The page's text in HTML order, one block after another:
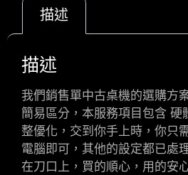
描述
描述
我們銷售單中古桌機的選購方
簡易區分，本服務項目包含 硬
整優化，交到你手上時，你只
電腦即可，其他的設定都已處
在刀口上，買的順心，用的安